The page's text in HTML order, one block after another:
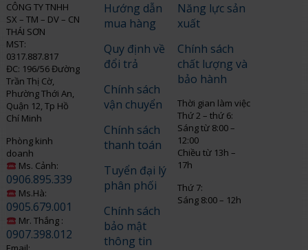
CÔNG TY TNHH
SX – TM – DV – CN
THÁI SƠN
MST:
0317.887.817
ĐC: 196/56 Đường
Trần Thị Cờ,
Phường Thới An,
Quận 12, Tp Hồ
Chí Minh
Phòng kinh
doanh
Ms. Cảnh:
0906.895.339
Ms.Hà:
0905.679.001
Mr. Thắng :
0907.398.012
Hướng dẫn
mua hàng
Quy định về
đổi trả
Chính sách
vận chuyển
Chính sách
thanh toán
Tuyển đại lý
phân phối
Chính sách
bảo mật
thông tin
Năng lực sản
xuất
Chính sách
chất lượng và
bảo hành
Thời gian làm việc
Thứ 2 – thứ 6:
Sáng từ 8:00 –
12:00
Chiều từ 13h –
17h
Thứ 7:
Sáng 8:00 – 12h